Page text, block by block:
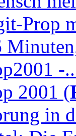
Prop
-
2001 (
in